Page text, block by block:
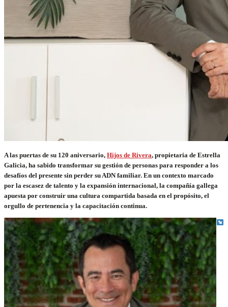
A las puertas de su 120 aniversario, Hijos de Rivera, propietaria de Estrella
Galicia, ha sabido transformar su gestión de personas para responder a los
desafíos del presente sin perder su ADN familiar. En un contexto marcado
por la escasez de talento y la expansión internacional, la compañía gallega
apuesta por construir una cultura compartida basada en el propósito, el
orgullo de pertenencia y la capacitación continua.